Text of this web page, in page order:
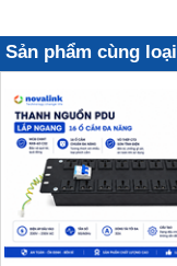
Sản phẩm cùng loại